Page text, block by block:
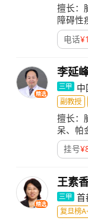
擅长：
障碍性
电话¥
精选
李延
三甲
副教授
擅长：
呆、帕
挂号¥
精选
王素
三甲 首
复旦榜